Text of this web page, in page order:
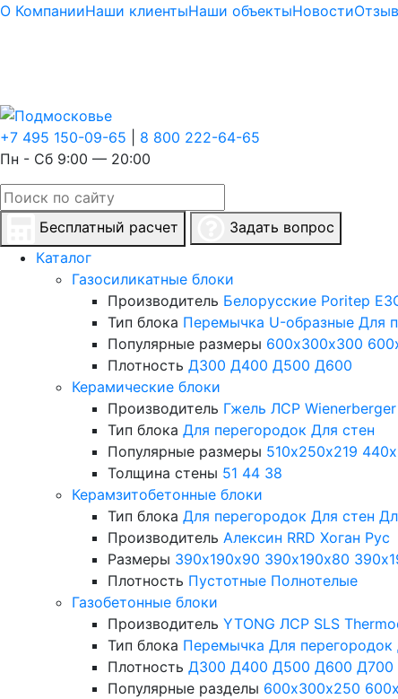
О КомпанииНаши клиентыНаши объектыНовости
+7 495 150-09-65
8 800 222-64-65
Пн - Сб 9:00 — 20:00
Бесплатный расчет
Задать вопрос
Каталог
Газосиликатные блоки
Производитель Белорусские Poritep
Тип блока Перемычка U-образные Для
Популярные размеры 600х300х300
Плотность Д300 Д400 Д500 Д600
Керамические блоки
Производитель Гжель ЛСР Wienerberger
Тип блока Для перегородок Для стен
Популярные размеры 510х250х219
Толщина стены 51 44 38
Керамзитобетонные блоки
Тип блока Для перегородок Для стен
Производитель Алексин RRD Хоган Рус
Размеры 390х190х90 390х190х80
Плотность Пустотные Полнотелые
Газобетонные блоки
Производитель YTONG ЛСР SLS
Тип блока Перемычка Для перегородок
Плотность Д300 Д400 Д500 Д600 Д700
Популярные разделы 600х300х250